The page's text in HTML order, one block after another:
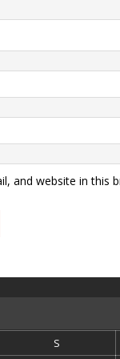
and website in this
S